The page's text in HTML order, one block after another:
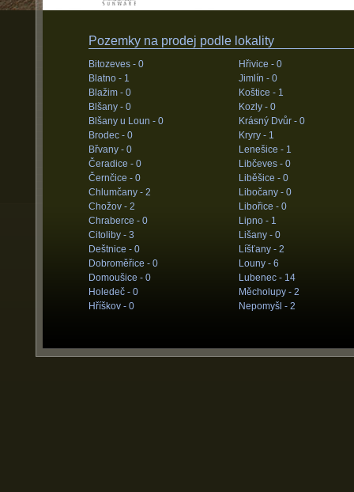
Pozemky na prodej podle lokality
Bitozeves - 0
Blatno - 1
Blažim - 0
Blšany - 0
Blšany u Loun - 0
Brodec - 0
Břvany - 0
Čeradice - 0
Černčice - 0
Chlumčany - 2
Chožov - 2
Chraberce - 0
Citoliby - 3
Deštnice - 0
Dobroměřice - 0
Domoušice - 0
Holedeč - 0
Hříškov - 0
Hřivice - 0
Jimlín - 0
Koštice - 1
Kozly - 0
Krásný Dvůr - 0
Kryry - 1
Lenešice - 1
Libčeves - 0
Liběšice - 0
Libočany - 0
Libořice - 0
Lipno - 1
Lišany - 0
Líšťany - 2
Louny - 6
Lubenec - 14
Měcholupy - 2
Nepomyšl - 2